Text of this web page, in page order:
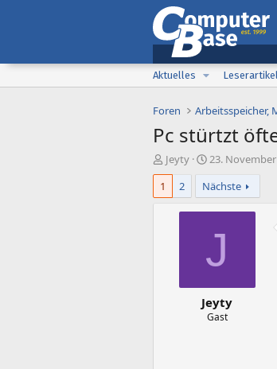
Aktuelles
Leserartikel
Foren Arbeitsspeicher,
Pc stürtzt
E
r
t
Jeyty
E
r
s
t
e
t
m
23.
1
2 Nächste
J
Jeyty
Gast